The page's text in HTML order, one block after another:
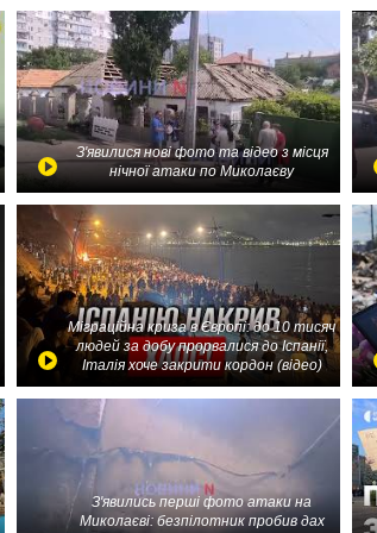
З'явилися нові фото та відео з місця
нічної атаки по Миколаєву
Міграційна криза в Європі: до 10 тисяч
людей за добу прорвалися до Іспанії,
Італія хоче закрити кордон (відео)
З'явились перші фото атаки на
Миколаєві: безпілотник пробив дах